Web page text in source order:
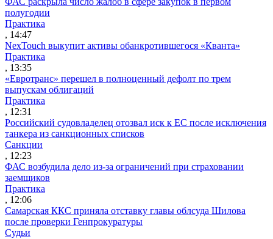
полугодии
Практика
, 14:47
NexTouch выкупит активы обанкротившегося «Кванта»
Практика
, 13:35
«Евротранс» перешел в полноценный дефолт по трем
выпускам облигаций
Практика
, 12:31
Российский судовладелец отозвал иск к ЕС после исключения
танкера из санкционных списков
Санкции
, 12:23
ФАС возбудила дело из-за ограничений при страховании
заемщиков
Практика
, 12:06
Самарская ККС приняла отставку главы облсуда Шилова
после проверки Генпрокуратуры
Судьи